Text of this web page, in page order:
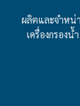
ผลิตและจำหน่
เครื่องกรอง